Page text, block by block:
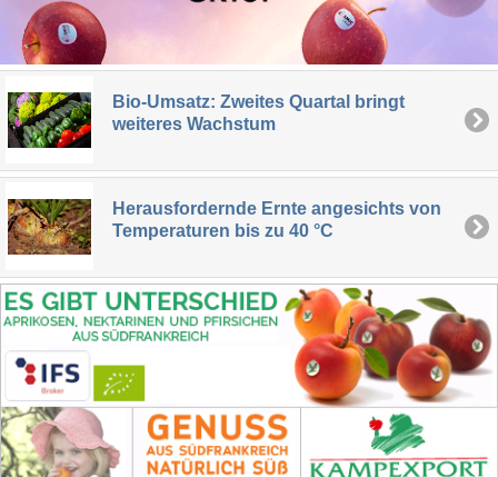
Bio-Umsatz: Zweites Quartal bringt
weiteres Wachstum
Herausfordernde Ernte angesichts von
Temperaturen bis zu 40 °C